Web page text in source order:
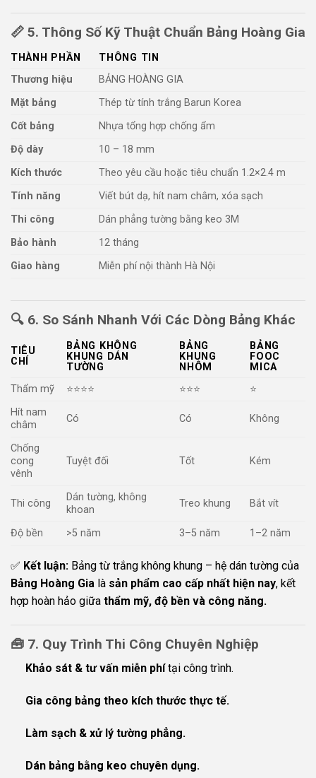
📏 5. Thông Số Kỹ Thuật Chuẩn Bảng Hoàng Gia
THÀNH PHẦN
THÔNG TIN
Thương hiệu
BẢNG HOÀNG GIA
Mặt bảng
Thép từ tính trắng Barun Korea
Cốt bảng
Nhựa tổng hợp chống ẩm
Độ dày
10 – 18 mm
Kích thước
Theo yêu cầu hoặc tiêu chuẩn 1.2×2.4 m
Tính năng
Viết bút dạ, hít nam châm, xóa sạch
Thi công
Dán phẳng tường bằng keo 3M
Bảo hành
12 tháng
Giao hàng
Miễn phí nội thành Hà Nội
🔍 6. So Sánh Nhanh Với Các Dòng Bảng Khác
TIÊU
CHÍ
BẢNG KHÔNG
KHUNG DÁN
TƯỜNG
BẢNG
KHUNG
NHÔM
BẢNG
FOOC
MICA
Thẩm mỹ
⭐⭐⭐⭐ ⭐⭐⭐
⭐
Hít nam
châm
Có Có Không
Chống
cong
vênh
Tuyệt đối Tốt Kém
Thi công
Dán tường, không
khoan
Treo khung Bắt vít
Độ bền >5 năm 3–5 năm 1–2 năm
✅ Kết luận: Bảng từ trắng không khung – hệ dán tường của
Bảng Hoàng Gia là sản phẩm cao cấp nhất hiện nay, kết
hợp hoàn hảo giữa thẩm mỹ, độ bền và công năng.
🧰 7. Quy Trình Thi Công Chuyên Nghiệp
Khảo sát & tư vấn miễn phítại công trình.
Gia công bảng theo kích thước thực tế.
Làm sạch & xử lý tường phẳng.
Dán bảng bằng keo chuyên dụng.